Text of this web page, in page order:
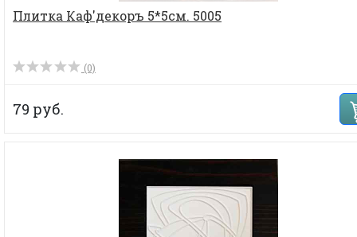
Плитка Каф'декоръ 5*5см. 5005
(0)
79 руб.